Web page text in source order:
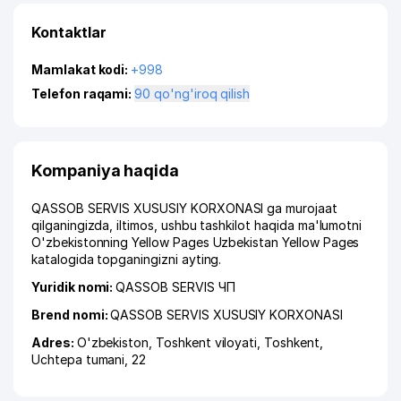
Kontaktlar
Mamlakat kodi: +998
Telefon raqami:
90 qo'ng'iroq qilish
Kompaniya haqida
QASSOB SERVIS XUSUSIY KORXONASI ga murojaat
qilganingizda, iltimos, ushbu tashkilot haqida ma'lumotni
O'zbekistonning Yellow Pages Uzbekistan Yellow Pages
katalogida topganingizni ayting.
Yuridik nomi:QASSOB SERVIS ЧП
Brend nomi:QASSOB SERVIS XUSUSIY KORXONASI
Adres: O'zbekiston, Toshkent viloyati Toshkent
Uchtepa tumani , 22